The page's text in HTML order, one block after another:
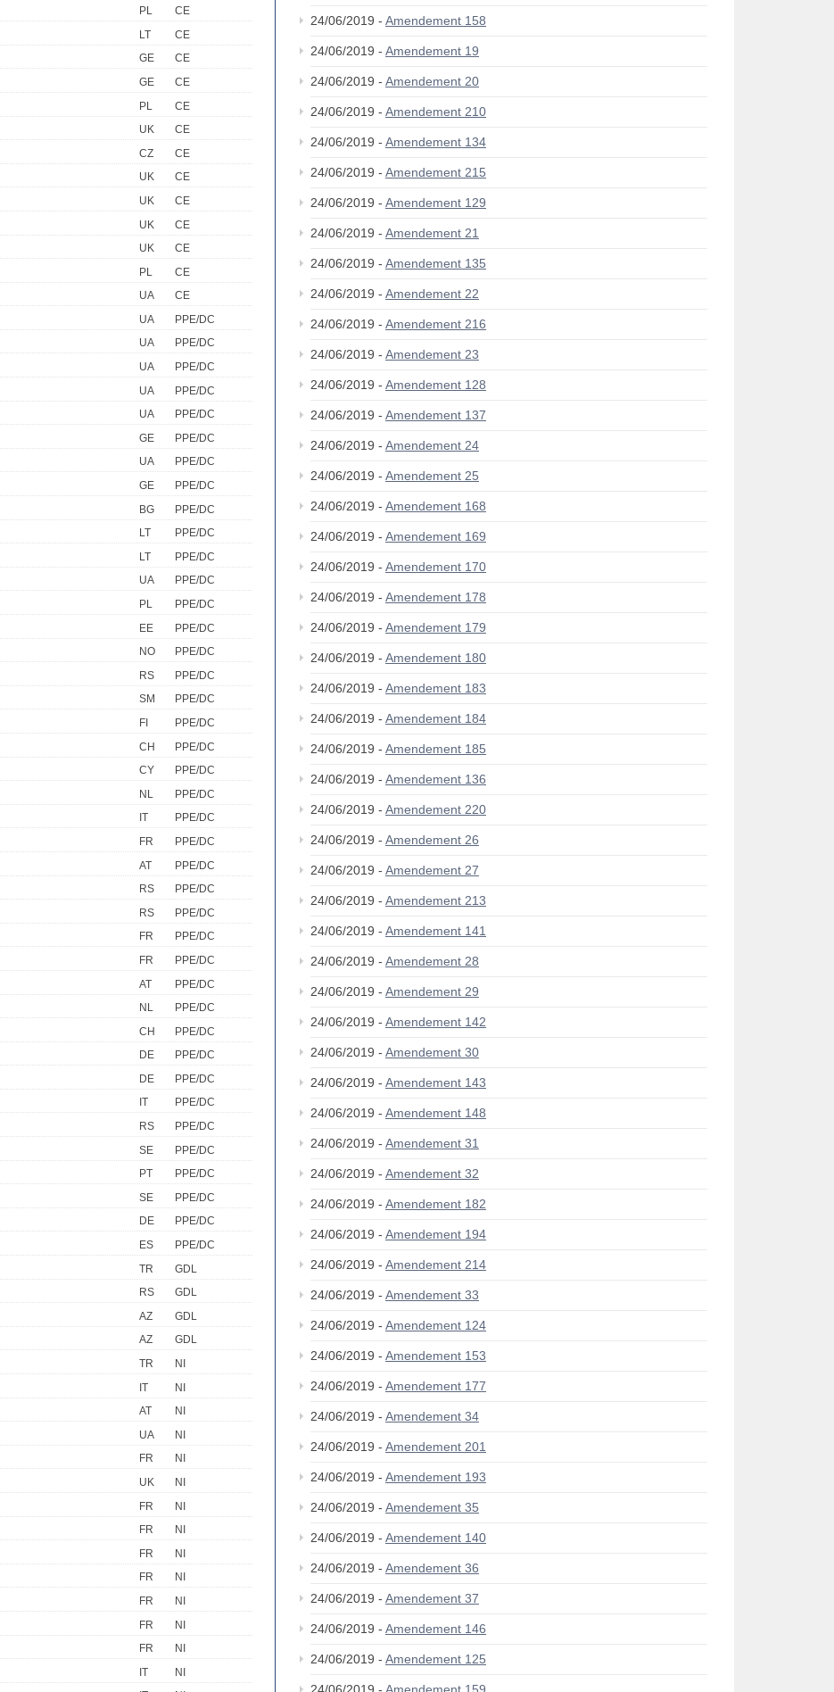
PL
CE
LT
CE
GE
CE
GE
CE
PL
CE
UK
CE
CZ
CE
UK
CE
UK
CE
UK
CE
UK
CE
PL
CE
UA
CE
UA
PPE/DC
UA
PPE/DC
UA
PPE/DC
UA
PPE/DC
UA
PPE/DC
GE
PPE/DC
UA
PPE/DC
GE
PPE/DC
BG
PPE/DC
LT
PPE/DC
LT
PPE/DC
UA
PPE/DC
PL
PPE/DC
EE
PPE/DC
NO
PPE/DC
RS
PPE/DC
SM
PPE/DC
FI
PPE/DC
CH
PPE/DC
CY
PPE/DC
NL
PPE/DC
IT
PPE/DC
FR
PPE/DC
AT
PPE/DC
RS
PPE/DC
RS
PPE/DC
FR
PPE/DC
FR
PPE/DC
AT
PPE/DC
NL
PPE/DC
CH
PPE/DC
DE
PPE/DC
DE
PPE/DC
IT
PPE/DC
RS
PPE/DC
SE
PPE/DC
PT
PPE/DC
SE
PPE/DC
DE
PPE/DC
ES
PPE/DC
TR
GDL
RS
GDL
AZ
GDL
AZ
GDL
TR
NI
IT
NI
AT
NI
UA
NI
FR
NI
UK
NI
FR
NI
FR
NI
FR
NI
FR
NI
FR
NI
FR
NI
FR
NI
IT
NI
24/06/2019 - Amendement 158
24/06/2019 - Amendement 19
24/06/2019 - Amendement 20
24/06/2019 - Amendement 210
24/06/2019 - Amendement 134
24/06/2019 - Amendement 215
24/06/2019 - Amendement 129
24/06/2019 - Amendement 21
24/06/2019 - Amendement 135
24/06/2019 - Amendement 22
24/06/2019 - Amendement 216
24/06/2019 - Amendement 23
24/06/2019 - Amendement 128
24/06/2019 - Amendement 137
24/06/2019 - Amendement 24
24/06/2019 - Amendement 25
24/06/2019 - Amendement 168
24/06/2019 - Amendement 169
24/06/2019 - Amendement 170
24/06/2019 - Amendement 178
24/06/2019 - Amendement 179
24/06/2019 - Amendement 180
24/06/2019 - Amendement 183
24/06/2019 - Amendement 184
24/06/2019 - Amendement 185
24/06/2019 - Amendement 136
24/06/2019 - Amendement 220
24/06/2019 - Amendement 26
24/06/2019 - Amendement 27
24/06/2019 - Amendement 213
24/06/2019 - Amendement 141
24/06/2019 - Amendement 28
24/06/2019 - Amendement 29
24/06/2019 - Amendement 142
24/06/2019 - Amendement 30
24/06/2019 - Amendement 143
24/06/2019 - Amendement 148
24/06/2019 - Amendement 31
24/06/2019 - Amendement 32
24/06/2019 - Amendement 182
24/06/2019 - Amendement 194
24/06/2019 - Amendement 214
24/06/2019 - Amendement 33
24/06/2019 - Amendement 124
24/06/2019 - Amendement 153
24/06/2019 - Amendement 177
24/06/2019 - Amendement 34
24/06/2019 - Amendement 201
24/06/2019 - Amendement 193
24/06/2019 - Amendement 35
24/06/2019 - Amendement 140
24/06/2019 - Amendement 36
24/06/2019 - Amendement 37
24/06/2019 - Amendement 146
24/06/2019 - Amendement 125